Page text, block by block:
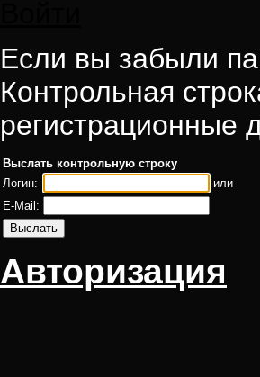
Если вы забыли
Контрольная
регистрационные
Выслать контрольную строку
Логин:
или
E-Mail:
Авторизация